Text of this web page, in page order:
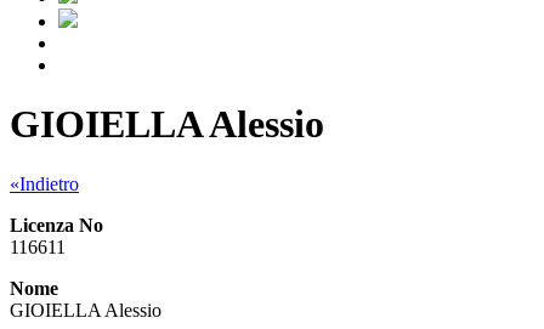
GIOIELLA Alessio
«Indietro
Licenza No
116611
Nome
GIOIELLA Alessio